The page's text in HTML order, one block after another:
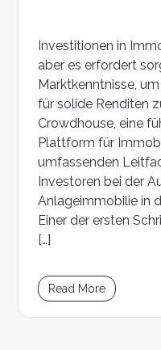
Investitionen in
aber es erfordert
Marktkenntnisse,
für solide Renditen
Crowdhouse, eine
Plattform für
umfassenden
Investoren bei der
Anlageimmobilie in
Einer der ersten
[…]
Read More